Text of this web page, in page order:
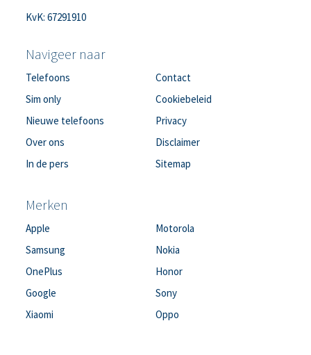
KvK: 67291910
Navigeer naar
Telefoons
Sim only
Nieuwe telefoons
Over ons
In de pers
Contact
Cookiebeleid
Privacy
Disclaimer
Sitemap
Merken
Apple
Samsung
OnePlus
Google
Xiaomi
Motorola
Nokia
Honor
Sony
Oppo